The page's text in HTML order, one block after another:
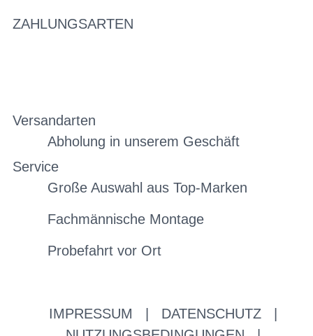
ZAHLUNGSARTEN
Versandarten
Abholung in unserem Geschäft
Service
Große Auswahl aus Top-Marken
Fachmännische Montage
Probefahrt vor Ort
IMPRESSUM DATENSCHUTZ